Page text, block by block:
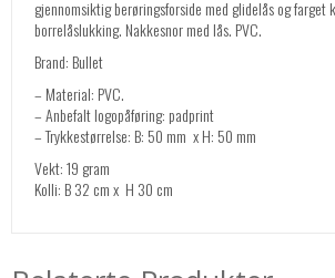
gjennomsiktig berøringsforside med glidelås og farget
borrelåslukking. Nakkesnor med lås. PVC.
Brand: Bullet
– Material: PVC.
– Anbefalt logopåføring: padprint
– Trykkestørrelse: B: 50 mm x H: 50 mm
Vekt: 19 gram
Kolli: B 32 cm x H 30 cm